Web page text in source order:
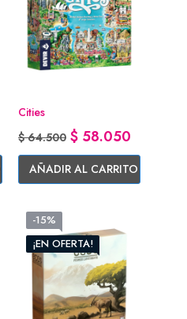
Cities
Precio base
$ 64.500 Precio
$ 58.050
AÑADIR AL CARRITO
¡EN OFERTA!
-15%